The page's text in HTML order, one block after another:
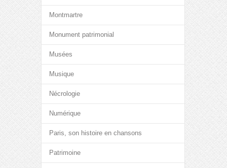
Montmartre
Monument patrimonial
Musées
Musique
Nécrologie
Numérique
Paris, son histoire en chansons
Patrimoine